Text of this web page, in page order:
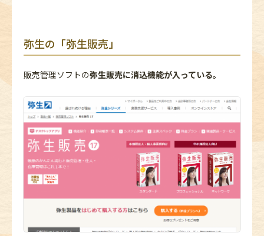
弥生の「弥生販売」
販売管理ソフトの弥生販売に消込機能が入っている。